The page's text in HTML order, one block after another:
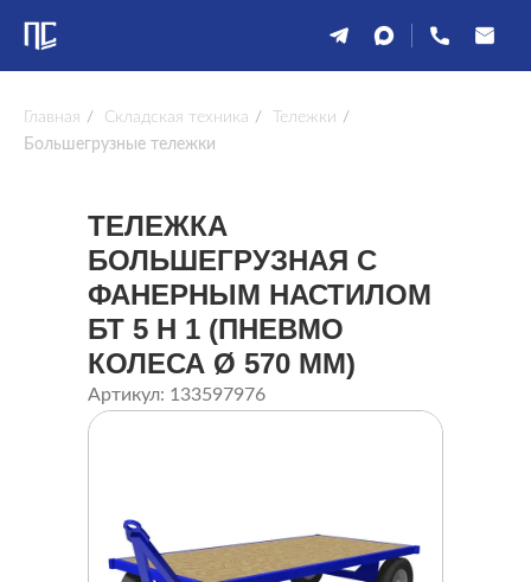
Главная / Складская техника / Тележки /
Большегрузные тележки
ТЕЛЕЖКА
БОЛЬШЕГРУЗНАЯ С
ФАНЕРНЫМ НАСТИЛОМ
БТ 5 Н 1 (ПНЕВМО
КОЛЕСА Ø 570 ММ)
Артикул: 133597976